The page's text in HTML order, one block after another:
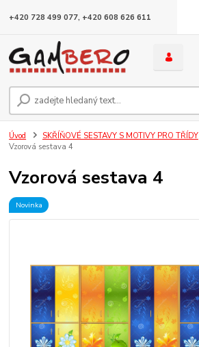
+420 728 499 077, +420 608 626 611
Úvod SKŘÍŇOVÉ SESTAVY S MOTIVY PRO TŘÍDY
Vzorová sestava 4
Vzorová sestava 4
Novinka